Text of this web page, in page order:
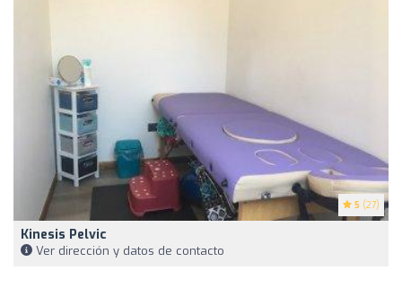
5 (27)
Kinesis Pelvic
Ver dirección y datos de contacto